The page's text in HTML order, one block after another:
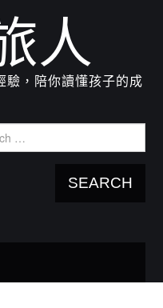
人
驗，陪你讀懂孩子的成